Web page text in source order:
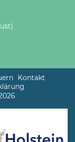
Kontakt